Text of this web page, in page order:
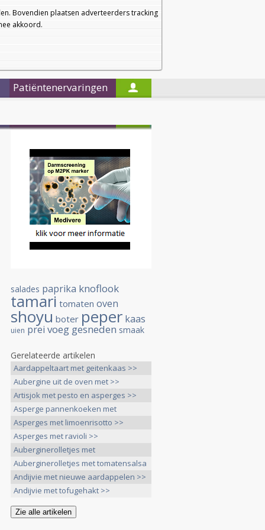
Bovendien plaatsen adverteerders tracking
akkoord.
a
a
Nieuwsbrief
Startpagina
Patiëntenervaringen
salades paprika knoflook
tamari tomaten oven
shoyu boter peper kaas
uien prei voeg gesneden smaak
Gerelateerde artikelen
Aardappeltaart met geitenkaas >>
Aubergine uit de oven met >>
Artisjok met pesto en asperges >>
Asperge pannenkoeken met
bieslooksaus >>
Asperges met limoenrisotto >>
Asperges met ravioli >>
Auberginerolletjes met
Hazelnotentapenade >>
Auberginerolletjes met tomatensalsa
>>
Andijvie met nieuwe aardappelen >>
Andijvie met tofugehakt >>